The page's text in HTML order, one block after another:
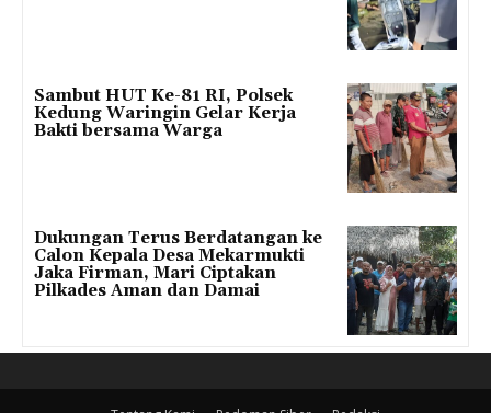
Sambut HUT Ke-81 RI, Polsek
Kedung Waringin Gelar Kerja
Bakti bersama Warga
Dukungan Terus Berdatangan ke
Calon Kepala Desa Mekarmukti
Jaka Firman, Mari Ciptakan
Pilkades Aman dan Damai